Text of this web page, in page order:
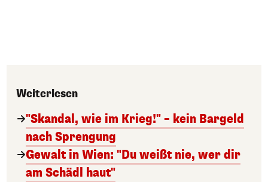
Weiterlesen
"Skandal, wie im Krieg!" – kein Bargeld
nach Sprengung
Gewalt in Wien: "Du weißt nie, wer dir
am Schädl haut"